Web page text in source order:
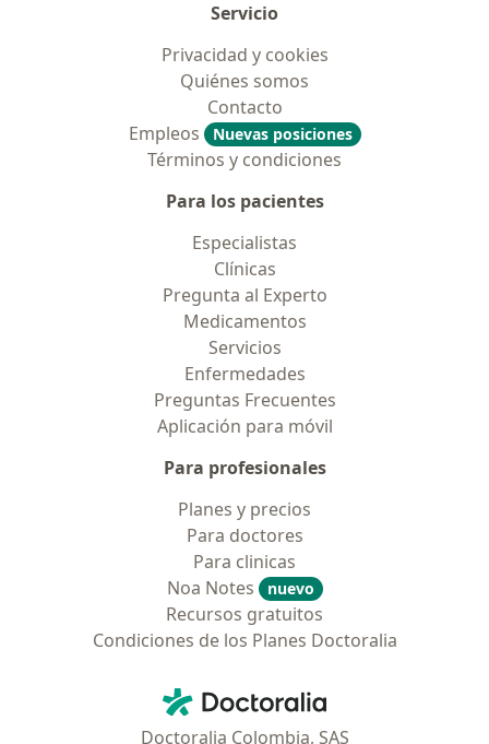
Servicio
Privacidad y cookies
Quiénes somos
Contacto
Empleos
Nuevas posiciones
Términos y condiciones
Para los pacientes
Especialistas
Clínicas
Pregunta al Experto
Medicamentos
Servicios
Enfermedades
Preguntas Frecuentes
Aplicación para móvil
Para profesionales
Planes y precios
Para doctores
Para clinicas
Noa Notes
nuevo
Recursos gratuitos
Condiciones de los Planes Doctoralia
Doctoralia - Página de inicio
Doctoralia Colombia, SAS